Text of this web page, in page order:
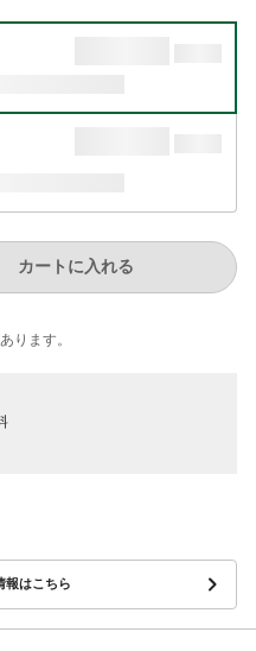
カートに入れる
ります。
報はこちら